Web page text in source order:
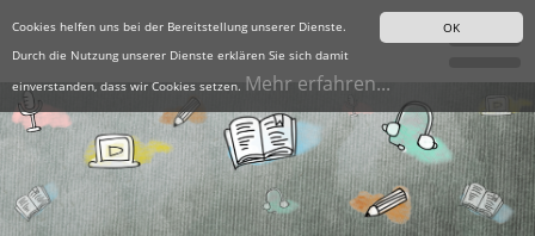
OK
Cookies helfen uns bei der Bereitstellung unserer Dienste.
Durch die Nutzung unserer Dienste erklären Sie sich damit
einverstanden, dass wir Cookies setzen. Mehr erfahren...